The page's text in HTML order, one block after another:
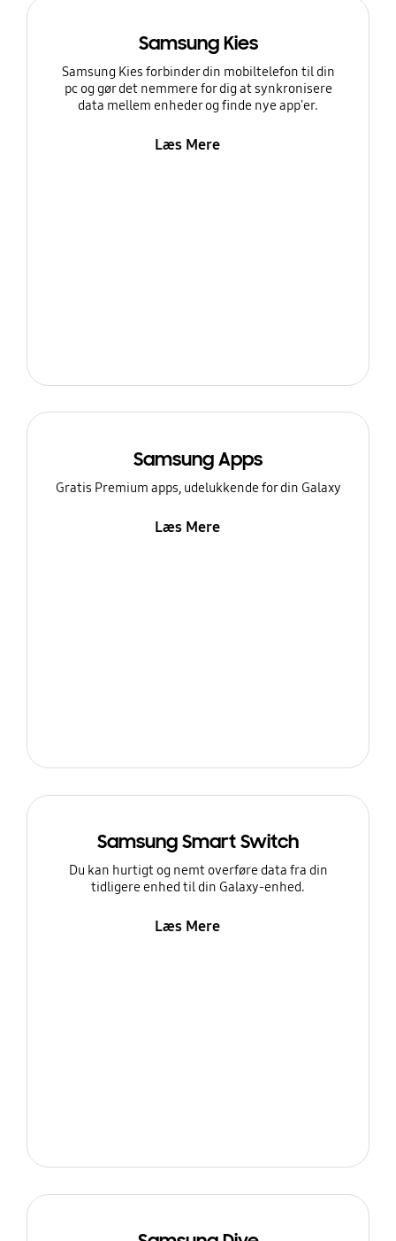
Samsung Kies
Samsung Kies forbinder din mobiltelefon til din
pc og gør det nemmere for dig at synkronisere
data mellem enheder og finde nye app'er.
Læs Mere
Samsung Apps
Gratis Premium apps, udelukkende for din Galaxy
Læs Mere
Samsung Smart Switch
Du kan hurtigt og nemt overføre data fra din
tidligere enhed til din Galaxy-enhed.
Læs Mere